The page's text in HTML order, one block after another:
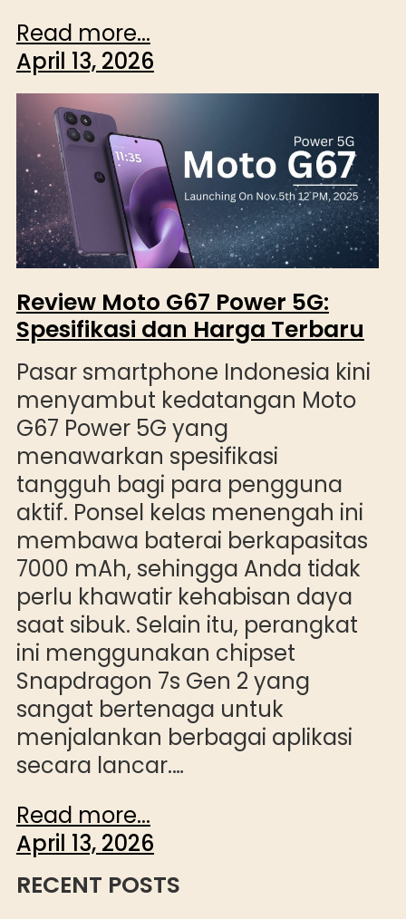
Read more...
April 13, 2026
Review Moto G67 Power 5G:
Spesifikasi dan Harga Terbaru
Pasar smartphone Indonesia kini
menyambut kedatangan Moto
G67 Power 5G yang
menawarkan spesifikasi
tangguh bagi para pengguna
aktif. Ponsel kelas menengah ini
membawa baterai berkapasitas
7000 mAh, sehingga Anda tidak
perlu khawatir kehabisan daya
saat sibuk. Selain itu, perangkat
ini menggunakan chipset
Snapdragon 7s Gen 2 yang
sangat bertenaga untuk
menjalankan berbagai aplikasi
secara lancar.…
Read more...
April 13, 2026
RECENT POSTS